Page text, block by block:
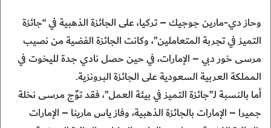
وحاز دي-مارين جوجيك – تركيا، على الجائزة الذهبية في “جائزة
التميز في تجربة المتعاملين”، وكانت الجائزة الفضية من نصيب
مرسى خور دبي – الإمارات، في حين حصل نادي جدة لليخوت في
المملكة العربية السعودية على الجائزة البرونزية.
أما بالنسبة لـ”جائزة التميز في بيئة العمل”، فقد توِّج مرسى نخلة
جميرا – الإمارات بالجائزة الذهبية، وفاز ياس مارينا – الإمارات